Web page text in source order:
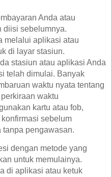
Anda atau
diisi sebelumnya.
melalui aplikasi atau
di layar stasiun.
stasiun atau aplikasi Anda
telah dimulai. Banyak
waktu nyata tentang
waktu
kartu atau fob,
sebelum
tanpa pengawasan.
dengan metode yang
untuk memulainya.
di aplikasi atau ketuk